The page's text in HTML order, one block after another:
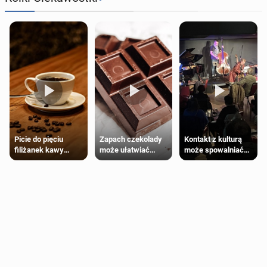
Picie do pięciu
filiżanek kawy
dziennie jest
Zapach czekolady
może ułatwiać
trening siłowy
Kontakt z kulturą
może spowalniać
starzenie